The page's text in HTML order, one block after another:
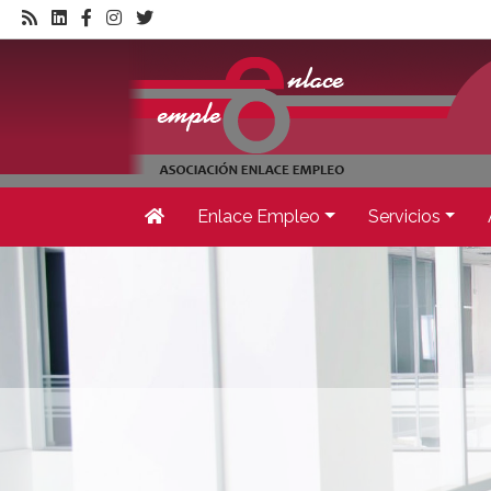
Enlace Empleo Servicios